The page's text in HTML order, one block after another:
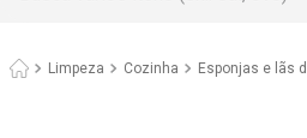
Limpeza Cozinha Esponjas e lãs